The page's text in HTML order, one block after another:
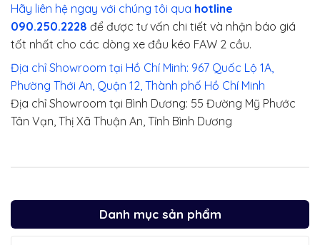
Danh mục sản phẩm
Hãy liên hệ ngay với chúng tôi qua hotline
090.250.2228 để được tư vấn chi tiết và nhận báo giá
tốt nhất cho các dòng xe đầu kéo FAW 2 cầu.
Địa chỉ Showroom tại Hồ Chí Minh: 967 Quốc Lộ 1A,
Phường Thới An, Quận 12, Thành phố Hồ Chí Minh
Địa chỉ Showroom tại Bình Dương: 55 Đường Mỹ Phước
Tân Vạn, Thị Xã Thuận An, Tỉnh Bình Dương